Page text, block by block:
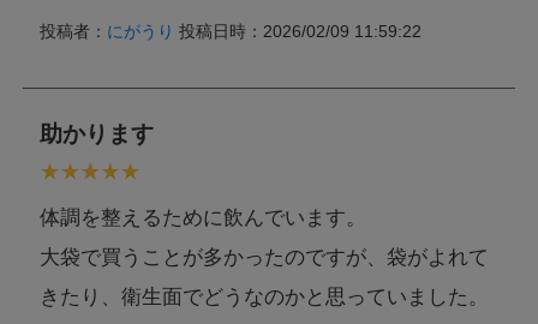
投稿者： にがうり 投稿日時：2026/02/09 11:59:22
助かります
体調を整えるために飲んでいます。
大袋で買うことが多かったのですが、袋がよれて
きたり、衛生面でどうなのかと思っていました。